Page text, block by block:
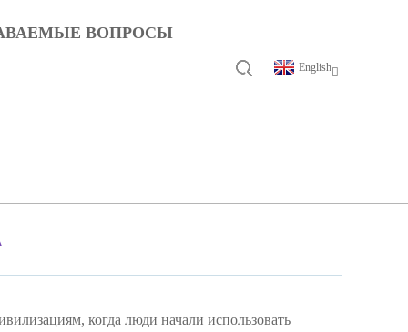
ВОПРОСЫ
English
когда люди начали использовать